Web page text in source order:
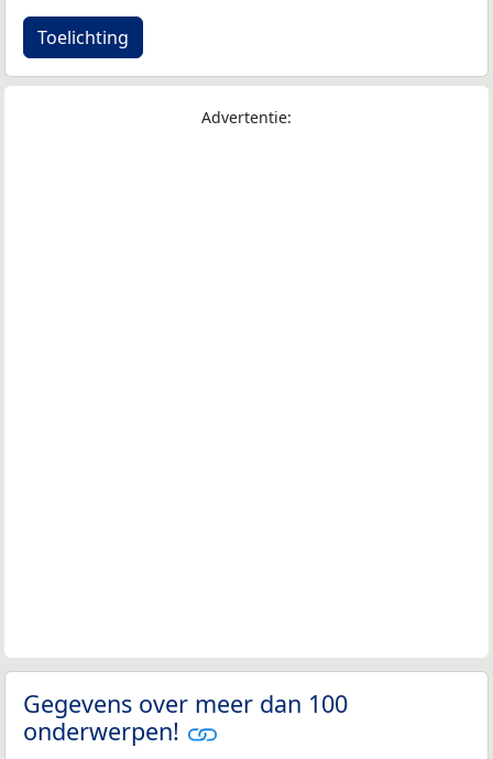
Toelichting
Advertentie:
Gegevens over meer dan 100
onderwerpen!